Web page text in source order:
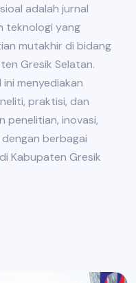
adalah jurnal
teknologi yang
mutakhir di bidang
Gresik Selatan.
menyediakan
praktisi, dan
penelitian, inovasi,
berbagai
Kabupaten Gresik